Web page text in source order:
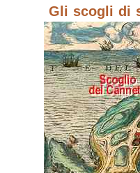
Gli scogli di